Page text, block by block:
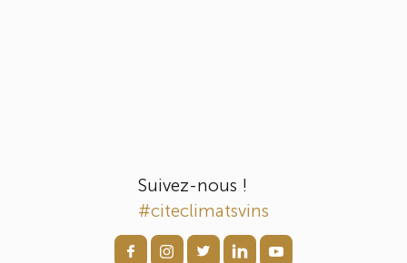
Suivez-nous !
#citeclimatsvins